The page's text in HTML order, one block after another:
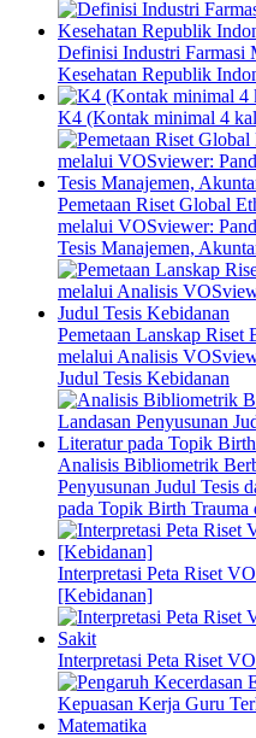
Definisi Industri Farmasi
Kesehatan Republik
K4 (Kontak minimal 4
Pemetaan Riset Global
melalui VOSviewer:
Tesis Manajemen,
Pemetaan Lanskap Riset
melalui Analisis
Judul Tesis Kebidanan
Analisis Bibliometrik
Penyusunan Judul Tesis
pada Topik Birth
Interpretasi Peta Riset
[Kebidanan]
Interpretasi Peta Riset